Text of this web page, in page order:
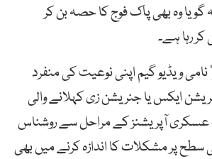
وہ بھی پاک فوج کا حصہ بن کر
رہا ہے۔
نامی ویڈیو گیم اپنی نوعیت کی منفرد
ایکس یا جنریشن زی کہلانے والی
آپریشنز کے مراحل سے روشناس
پر مشکلات کا اندازہ کرنے میں بھی